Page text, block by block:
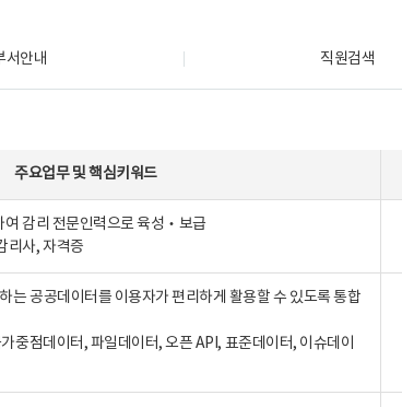
서안내 직원검색
주요업무및핵심키워드
여 감리 전문인력으로 육성‧보급
리사, 자격증
는 공공데이터를 이용자가 편리하게 활용할 수 있도록 통합
중점데이터, 파일데이터, 오픈 API, 표준데이터, 이슈데이